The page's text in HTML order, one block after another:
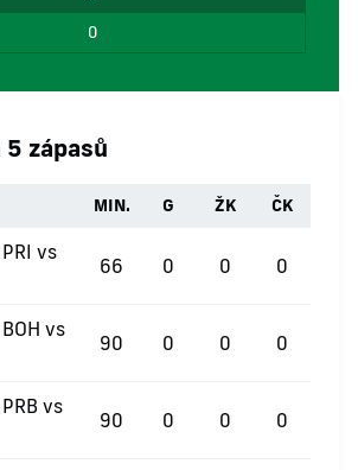
0
zápasů
MIN. G ŽK ČK
vs
66 0 0 0
vs
90 0 0 0
vs
90 0 0 0